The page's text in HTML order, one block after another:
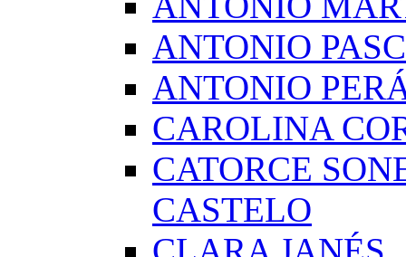
ANTONIO
ANTONIO
CAROLINA
CATORCE
CASTELO